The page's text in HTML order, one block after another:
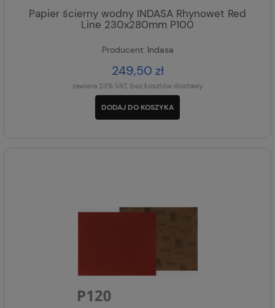
Papier ścierny wodny INDASA Rhynowet Red
Line 230x280mm P100
Producent: Indasa
249,50 zł
zawiera 23% VAT, bez kosztów dostawy
DODAJ DO KOSZYKA